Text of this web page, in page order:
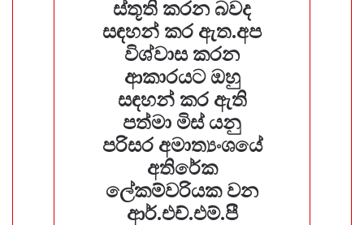
ස්තූති කරන බවද
සඳහන් කර ඇත.අප
විශ්වාස කරන
ආකාරයට ඔහු
සඳහන් කර ඇති
පත්මා මිස් යනු
පරිසර අමාත්‍යංශයේ
අතිරේක
ලේකම්වරියක වන
ආර්.එච්.එම්.පී